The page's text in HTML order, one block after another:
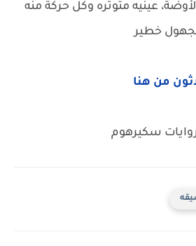
عينيه متوتره وكل حركة منه
خطير
من هنا
سكيرهوم